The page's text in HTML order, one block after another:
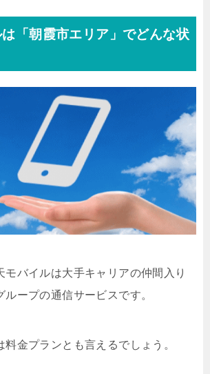
「朝霞市エリア」でどんな状
モバイルは大手キャリアの仲間入り
ループの通信サービスです。
料金プランとも言えるでしょう。